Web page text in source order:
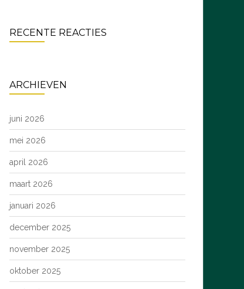
RECENTE REACTIES
ARCHIEVEN
juni 2026
mei 2026
april 2026
maart 2026
januari 2026
december 2025
november 2025
oktober 2025